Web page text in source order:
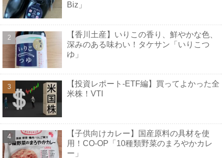
Biz」
【香川土産】いりこの香り、鮮やかな色、
深みのある味わい！タケサン「いりこつ
ゆ」
【投資レポート-ETF編】買ってよかった全
米株！VTI
【子供向けカレー】国産原料の具材を使
用！CO-OP「10種類野菜のまろやかカレ
ー」